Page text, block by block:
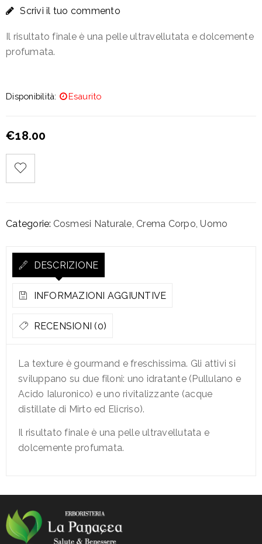
Scrivi il tuo commento
Il risultato finale è una pelle ultravellutata e dolcemente
profumata.
Disponibilità: Esaurito
€18.00
Categorie: Cosmesi Naturale, Crema Corpo,Uomo
DESCRIZIONE
INFORMAZIONI AGGIUNTIVE
RECENSIONI (0)
La texture è gourmand e freschissima. Gli attivi si
sviluppano su due filoni: uno idratante (Pullulano e
Acido Ialuronico) e uno rivitalizzante (acque
distillate di Mirto ed Elicriso).
Il risultato finale è una pelle ultravellutata e
dolcemente profumata.